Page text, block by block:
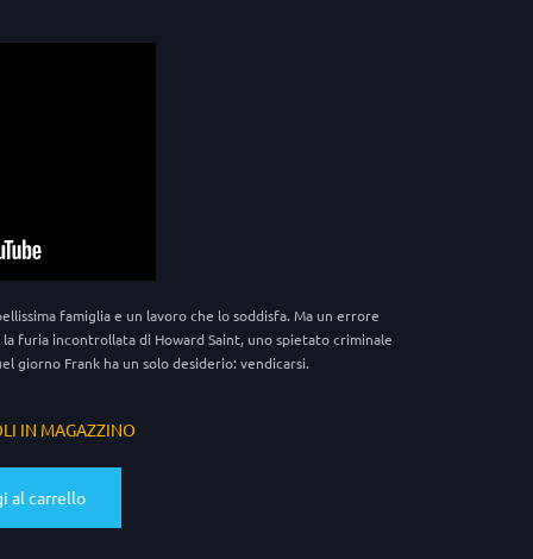
famiglia e un lavoro che lo soddisfa. Ma un errore
furia incontrollata di Howard Saint, uno spietato criminale
giorno Frank ha un solo desiderio: vendicarsi.
IN MAGAZZINO
al carrello